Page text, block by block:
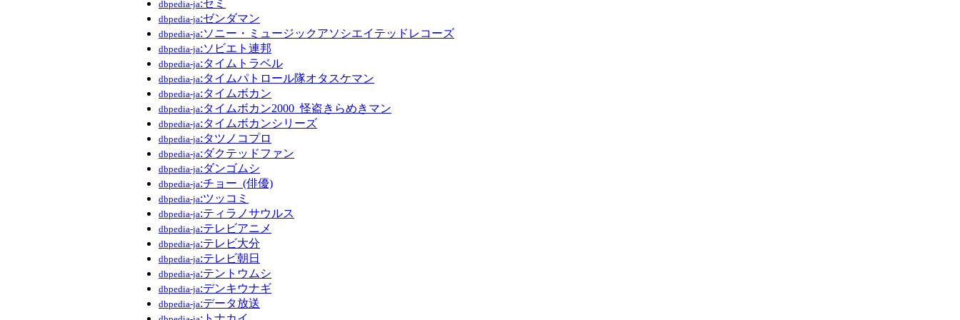
dbpedia-ja:セミ
dbpedia-ja:ゼンダマン
dbpedia-ja:ソニー・ミュージックアソシエイテッドレコーズ
dbpedia-ja:ソビエト連邦
dbpedia-ja:タイムトラベル
dbpedia-ja:タイムパトロール隊オタスケマン
dbpedia-ja:タイムボカン
dbpedia-ja:タイムボカン2000_怪盗きらめきマン
dbpedia-ja:タイムボカンシリーズ
dbpedia-ja:タツノコプロ
dbpedia-ja:ダクテッドファン
dbpedia-ja:ダンゴムシ
dbpedia-ja:チョー_(俳優)
dbpedia-ja:ツッコミ
dbpedia-ja:ティラノサウルス
dbpedia-ja:テレビアニメ
dbpedia-ja:テレビ大分
dbpedia-ja:テレビ朝日
dbpedia-ja:テントウムシ
dbpedia-ja:デンキウナギ
dbpedia-ja:データ放送